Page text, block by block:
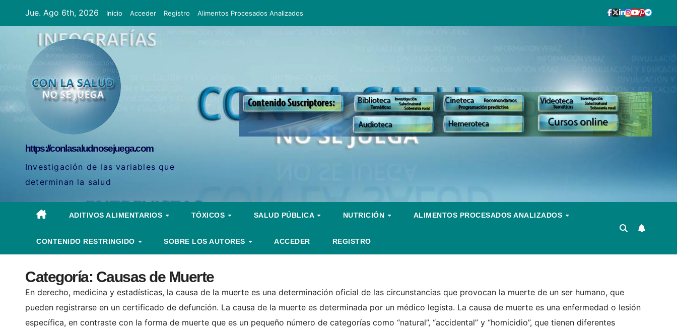
contenido
Jue. Ago 6th, 2026 Inicio Acceder Registro Alimentos Procesados Analizados
https://conlasaludnosejuega.com
Investigación de las variables que
determinan la salud
ADITIVOS ALIMENTARIOS TÓXICOS SALUD PÚBLICA NUTRICIÓN ALIMENTOS PROCESADOS ANALIZADOS
CONTENIDO RESTRINGIDO SOBRE LOS AUTORES ACCEDER REGISTRO
Categoría: Causas de Muerte
En derecho, medicina y estadísticas, la causa de la muerte es una determinación oficial de las circunstancias que provocan la muerte de un ser humano, que
pueden registrarse en un certificado de defunción. La causa de la muerte es determinada por un médico legista. La causa de muerte es una enfermedad o lesión
específica, en contraste con la forma de muerte que es un pequeño número de categorías como “natural”, “accidental” y “homicidio”, que tienen diferentes